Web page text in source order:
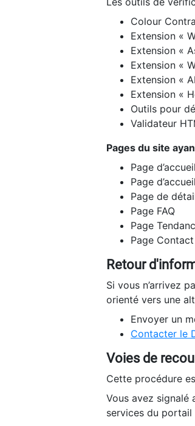
Colour
Extension «
Extension «
Extension «
Extension «
Extension «
Outils pour
Validateur
Pages du site
Page
Page
Page de
Page FAQ
Page
Page Contact
Retour
Si vous n’arrivez
orienté vers une
Envoyer un
Contacter le
Voies de
Cette procédure
Vous avez signalé
services du portail